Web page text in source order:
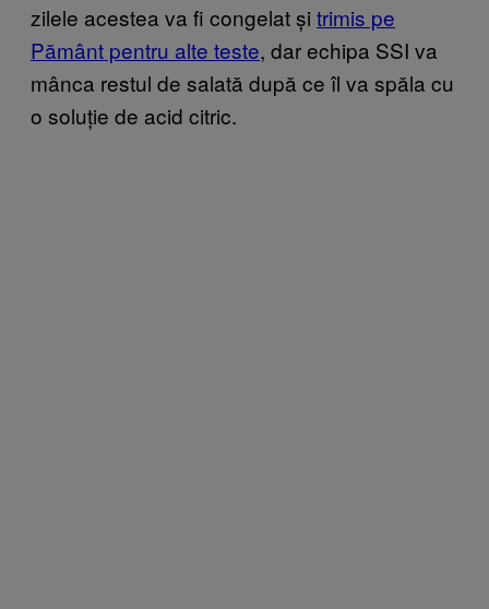
zilele acestea va fi congelat și trimis pe
Pământ pentru alte teste, dar echipa SSI va
mânca restul de salată după ce îl va spăla cu
o soluție de acid citric.